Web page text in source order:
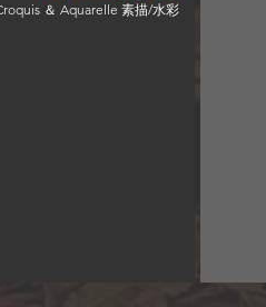
＆ Aquarelle 素描/水彩